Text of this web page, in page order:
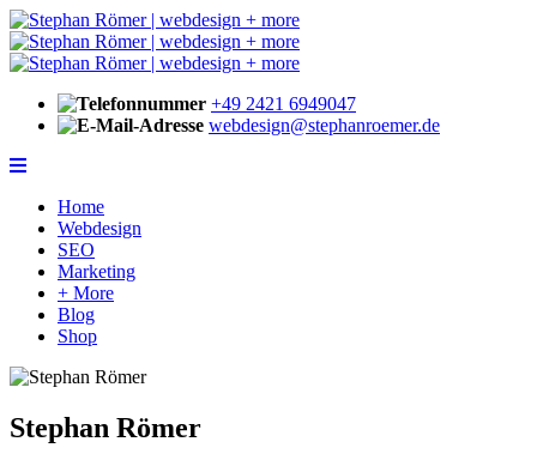
+49 2421 6949047
webdesign@stephanroemer.de
Home
Webdesign
SEO
Marketing
+ More
Blog
Shop
Stephan Römer